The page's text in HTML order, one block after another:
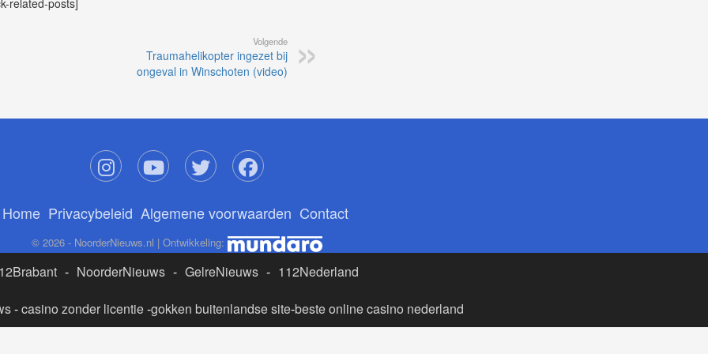
Volgende
Traumahelikopter ingezet bij
ongeval in Winschoten (video)
Home Privacybeleid Algemene voorwaarden Contact
© 2026 - NoorderNieuws.nl | Ontwikkeling:
- NoorderNieuws - GelreNieuws - 112Nederland
-casino zonder licentie-gokken buitenlandse site-beste online casino nederland